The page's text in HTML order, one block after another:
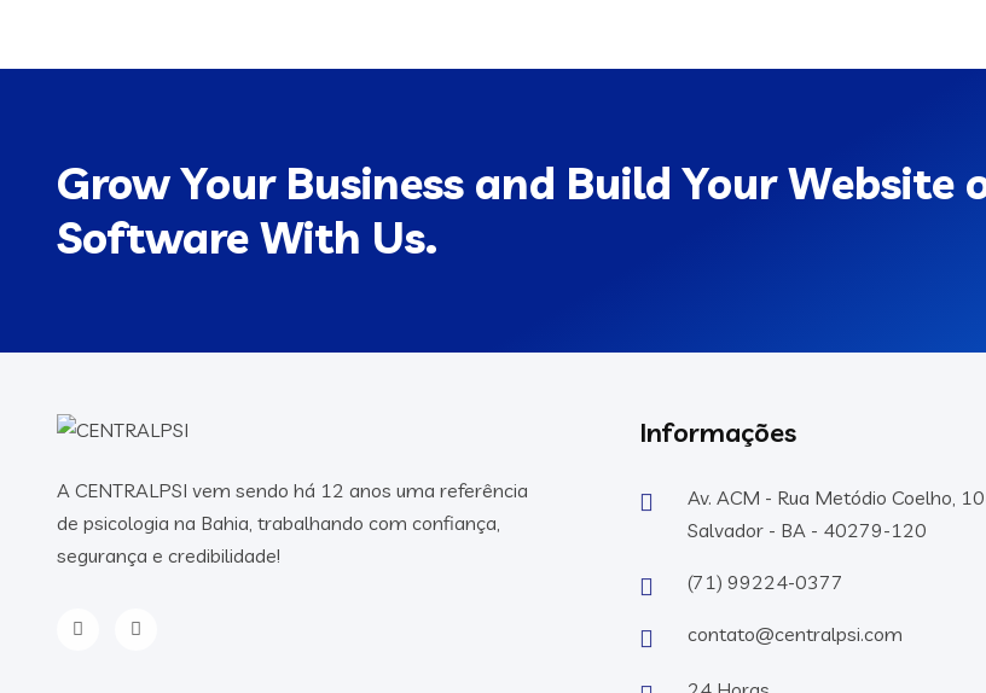
Grow Your Business and Build Your Website
Software With Us.
A CENTRALPSI vem sendo há 12 anos uma referência
de psicologia na Bahia, trabalhando com confiança,
segurança e credibilidade!
Informações
Av. ACM - Rua Metódio Coelho,
Salvador - BA - 40279-120
(71) 99224-0377
contato@centralpsi.com